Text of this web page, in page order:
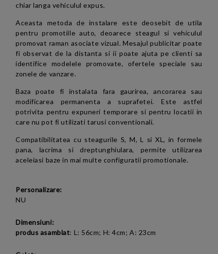
chiar langa vehiculul expus.
Aceasta metoda de instalare este deosebit de utila
pentru promotiile auto, deoarece steagul si vehiculul
promovat raman asociate vizual. Mesajul publicitar poate
fi observat de la distanta si ii poate ajuta pe clienti sa
identifice modelele promovate, ofertele speciale sau
zonele de vanzare.
Baza poate fi instalata fara gaurirea, ancorarea sau
modificarea permanenta a suprafetei. Este astfel
potrivita pentru expuneri temporare si pentru locatii in
care nu pot fi utilizati tarusi conventionali.
Compatibilitatea cu steagurile S, M, L si XL, in formele
pana, lacrima si dreptunghiulara, permite utilizarea
aceleiasi baze in mai multe configuratii promotionale.
Personalizare:
NU
Dimensiuni:
produs asamblat: L: 56cm; H: 4cm; A: 23cm